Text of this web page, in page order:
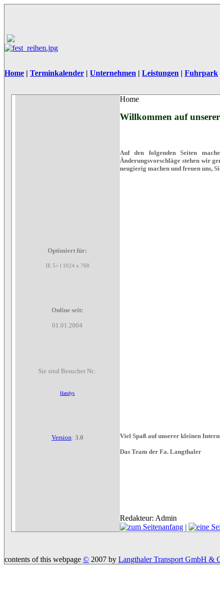
Home | Terminkalender | Unternehmen | Leistungen | Fuhrpark
Optimiert für:
IE 5+ I 1024 x 768
Online seit:
01.01.2004
Sie sind Besucher Nr.:
Handys
Version: 3.0
Home
Willkommen auf
Auf den folgendenSeiten
Änderungsvorschlägestehen wir
neugierig machen und freuen uns,
Viel Spaß auf unserer kleinen
Das Team der Fa. Langthaler
Redakteur: Admin
|
contents of this webpage © 2007 by Langthaler Transport GmbH &